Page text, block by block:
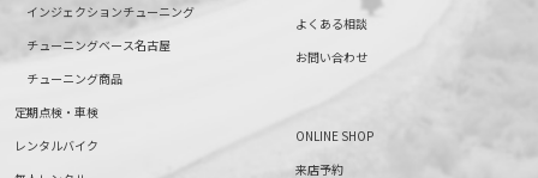
インジェクションチューニング
チューニングベース名古屋
チューニング商品
定期点検・車検
レンタルバイク
よくある相談
お問い合わせ
ONLINE SHOP
来店予約